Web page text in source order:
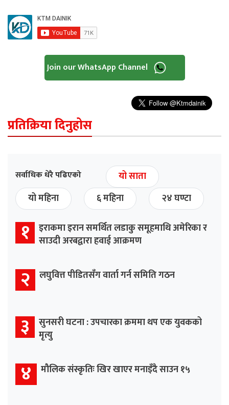
Join our WhatsApp Channel
प्रतिक्रिया दिनुहोस
सर्वाधिक धेरै पढिएको
यो साता
यो महिना
६ महिना २४ घण्टा
१ इराकमा इरान समर्थित लडाकु समूहमाथि अमेरिका र
साउदी अरबद्वारा हवाई आक्रमण
२ लघुवित्त पीडितसँग वार्ता गर्न समिति गठन
३ सुनसरी घटना : उपचारका क्रममा थप एक युवकको
मृत्यु
४ मौलिक संस्कृतिः खिर खाएर मनाइँदै साउन १५